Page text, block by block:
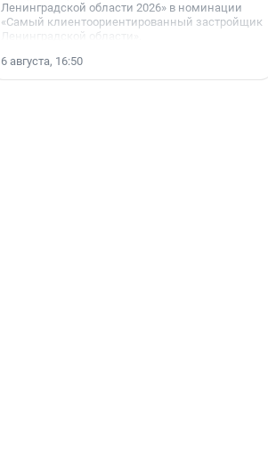
Ленинградской области 2026» в номинации
«Самый клиентоориентированный застройщик
Ленинградской области».
6 августа, 16:50